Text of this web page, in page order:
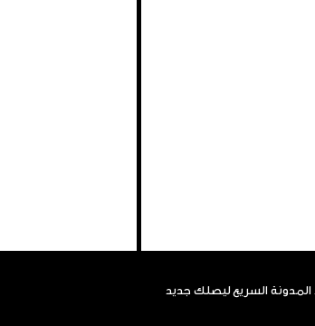
المدونة السريع ليصلك جديد